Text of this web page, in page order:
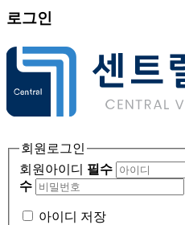
로그인
회원로그인
회원아이디 필수
수
아이디 저장